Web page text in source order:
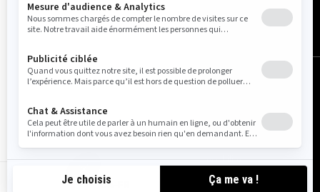
CA-FR
Canada (français)
© BRP 2003-2026
Avis légal
Politique de confidentialité
Pratiques relatives à l'utilisation des témoins
Accessibilité
Paramètres des cookies